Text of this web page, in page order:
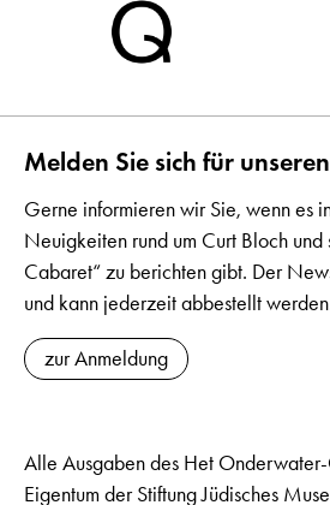
Melden Sie sich für
Gerne informieren wir Sie, wenn es
Neuigkeiten rund um Curt Bloch
Cabaret“ zu berichten gibt. Der
und kann jederzeit abbestellt
zur Anmeldung
Alle Ausgaben des Het
Eigentum der Stiftung Jüdisches